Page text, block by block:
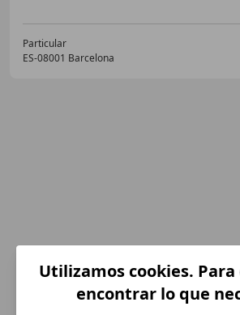
Particular
ES-08001 Barcelona
Utilizamos cookies.
encontrar lo que